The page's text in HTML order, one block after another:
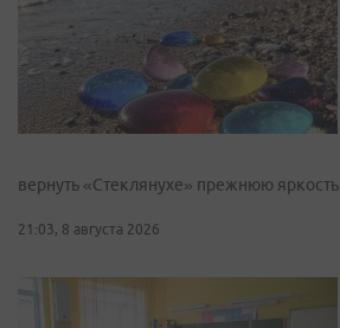
вернуть «Стеклянухе» прежнюю яркость
21:03, 8 августа 2026